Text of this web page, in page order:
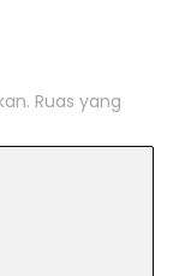
Ruas yang